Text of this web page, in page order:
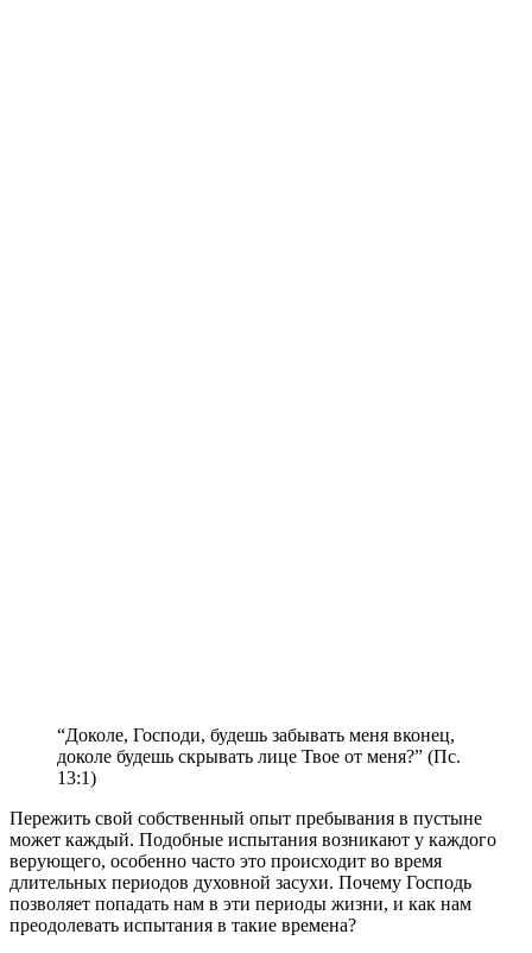
“Доколе, Господи, будешь забывать меня вконец,
доколе будешь скрывать лице Твое от меня?” (Пс.
13:1)
Пережить свой собственный опыт пребывания в пустыне
может каждый. Подобные испытания возникают у каждого
верующего, особенно часто это происходит во время
длительных периодов духовной засухи. Почему Господь
позволяет попадать нам в эти периоды жизни, и как нам
преодолевать испытания в такие времена?